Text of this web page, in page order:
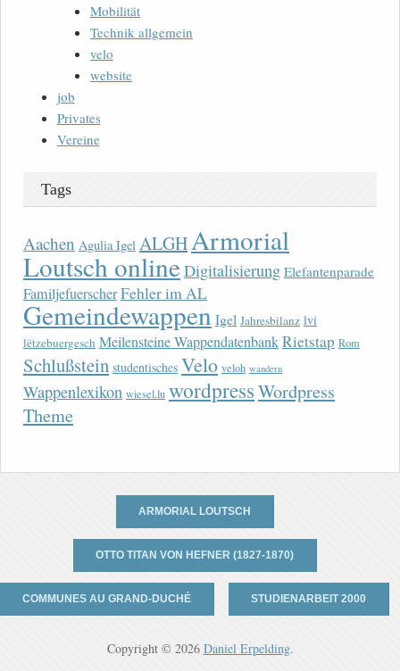
Mobilität
Technik allgemein
velo
website
job
Privates
Vereine
Tags
Aachen Agulia Igel ALGHArmorial
Loutsch onlineDigitalisierung Elefantenparade
FamiljefuerscherFehler im AL
Gemeindewappen Igel Jahresbilanz lvi
lëtzebuergesch Meilensteine WappendatenbankRietstap Rom
Schlußstein studentisches Velo veloh wandern
Wappenlexikon wiesel.lu wordpressWordpress
Theme
ARMORIAL LOUTSCH
OTTO TITAN VON HEFNER (1827-1870)
COMMUNES AU GRAND-DUCHÉ STUDIENARBEIT 2000
Copyright © 2026 Daniel Erpelding.